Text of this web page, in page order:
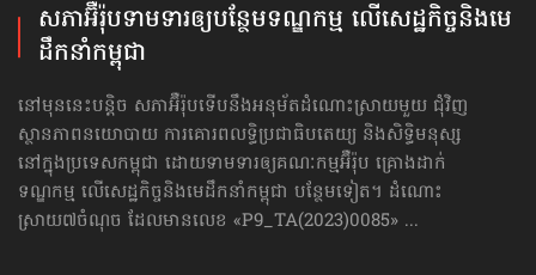
សភាអ៊ឺរ៉ុបទាមទារ​ឲ្យបន្ថែម​ទណ្ឌកម្ម លើសេដ្ឋកិច្ច​និងមេ
ដឹកនាំកម្ពុជា
នៅមុននេះបន្តិច សភាអ៊ឺរ៉ុបទើបនឹងអនុម័តដំណោះស្រាយមួយ ជុំវិញ
ស្ថានភាពនយោបាយ ការគោរព​លទ្ធិ​ប្រជាធិបតេយ្យ និងសិទ្ធិមនុស្ស
នៅក្នុងប្រទេសកម្ពុជា ដោយទាមទារឲ្យគណៈកម្មអ៊ឺរ៉ុប គ្រោងដាក់​
ទណ្ឌកម្ម លើសេដ្ឋកិច្ច​និងមេដឹកនាំកម្ពុជា បន្ថែមទៀត។ ដំណោះ
ស្រាយ៧ចំណុច ដែលមានលេខ «P9_TA(2023)0085» ...